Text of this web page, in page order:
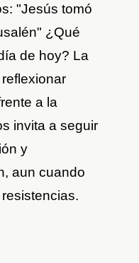
"Jesús tomó
¿Qué
de hoy? La
a la
invita a seguir
y
aun cuando